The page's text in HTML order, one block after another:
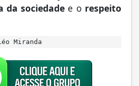
da sociedade e o respeito
Miranda